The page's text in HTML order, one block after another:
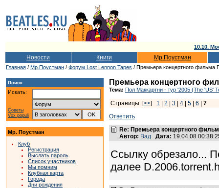
10.10.
Новости Книги Мр.Поустман
Главная / Мр.Поустман / Форум Lost Lennon Tapes / Премьера концертного фильма
Поиск
Искать:
Советы
Vox populi
Мр. Поустман
Клуб
Регистрация
Выслать пароль
Список участников
Мы помним
Клубная карта
Города
Дни рождения
Премьера концертного
Тема: Пол Маккартни - тур '2005 (The 'US'
Страницы: [<<] 1 2 3 4 5 6
7
Ответить
Re: Премьера концертного
Автор: Вад Дата: 19.04.08
Ссылку обрезало...
далее